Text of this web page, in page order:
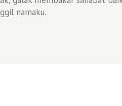
namaku.